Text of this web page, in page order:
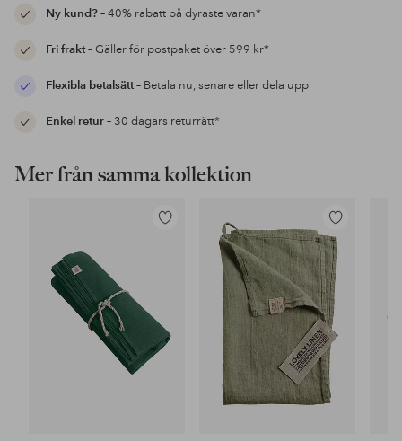
Ny kund?– 40% rabatt på dyraste varan*
Fri frakt– Gäller för postpaket över 599 kr*
Flexibla betalsätt– Betala nu, senare eller dela upp
Enkel retur– 30 dagars returrätt*
Mer från samma kollektion
Lägg
Lägg
till
i
favoriter